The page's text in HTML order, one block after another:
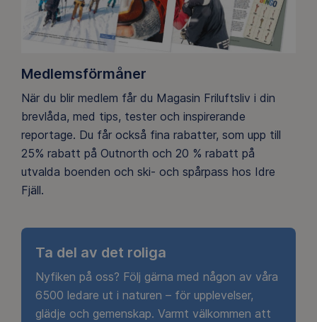
Medlemsförmåner
När du blir medlem får du Magasin Friluftsliv i din
brevlåda, med tips, tester och inspirerande
reportage. Du får också fina rabatter, som upp till
25% rabatt på Outnorth och 20 % rabatt på
utvalda boenden och ski- och spårpass hos Idre
Fjäll.
Ta del av det roliga
Nyfiken på oss? Följ gärna med någon av våra
6500 ledare ut i naturen – för upplevelser,
glädje och gemenskap. Varmt välkommen att